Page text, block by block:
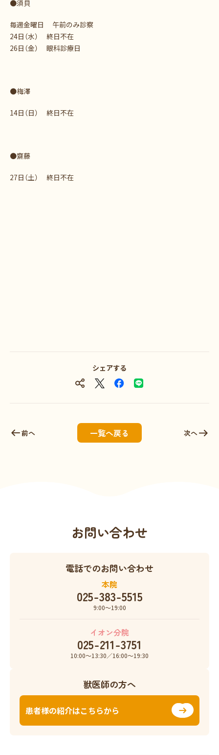
●須貝
毎週金曜日 午前のみ診察
24日（水） 終日不在
26日（金） 眼科診療日
●梅澤
14日（日） 終日不在
●齋藤
27日（土） 終日不在
シェアする
前へ 一覧へ戻る 次へ
お問い合わせ
電話でのお問い合わせ
本院
025-383-5515
9:00〜19:00
イオン分院
025-211-3751
10:00〜13:30／16:00〜19:30
獣医師の方へ
患者様の紹介はこちらから